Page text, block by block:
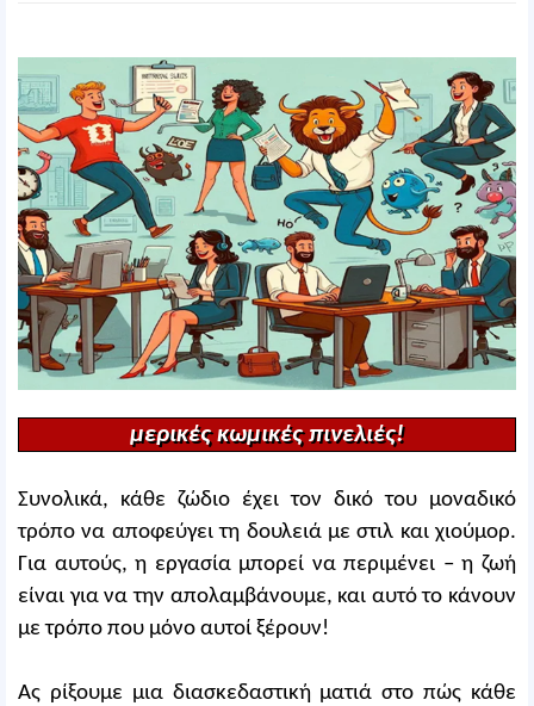
μερικές κωμικές πινελιές!
Συνολικά, κάθε ζώδιο έχει τον δικό του μοναδικό
τρόπο να αποφεύγει τη δουλειά με στιλ και χιούμορ.
Για αυτούς, η εργασία μπορεί να περιμένει – η ζωή
είναι για να την απολαμβάνουμε, και αυτό το κάνουν
με τρόπο που μόνο αυτοί ξέρουν!
Ας ρίξουμε μια διασκεδαστική ματιά στο πώς κάθε